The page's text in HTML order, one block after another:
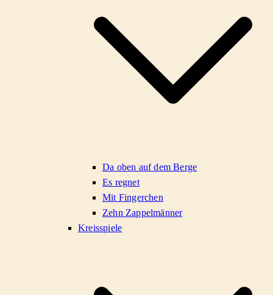
Da oben auf dem Berge
Es regnet
Mit Fingerchen
Zehn Zappelmänner
Kreisspiele